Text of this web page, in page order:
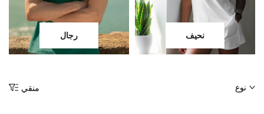
رجال نحيف
منقي نوع